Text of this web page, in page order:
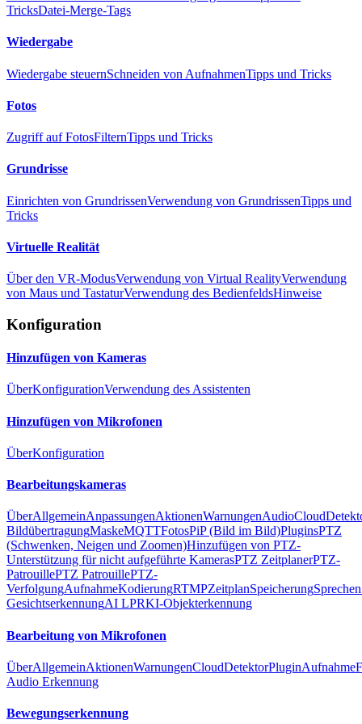
TricksDatei-Merge-Tags
Wiedergabe
Wiedergabe steuernSchneiden von AufnahmenTipps und Tricks
Fotos
Zugriff auf FotosFilternTipps und Tricks
Grundrisse
Einrichten von GrundrissenVerwendung von GrundrissenTipps und
Tricks
Virtuelle Realität
Über den VR-ModusVerwendung von Virtual RealityVerwendung
von Maus und TastaturVerwendung des BedienfeldsHinweise
Konfiguration
Hinzufügen von Kameras
ÜberKonfigurationVerwendung des Assistenten
Hinzufügen von Mikrofonen
ÜberKonfiguration
Bearbeitungskameras
ÜberAllgemeinAnpassungenAktionenWarnungenAudioCloud
BildübertragungMaskeMQTTFotosPiP (Bild im Bild)PluginsPTZ
(Schwenken, Neigen und Zoomen)Hinzufügen von PTZ-
Unterstützung für nicht aufgeführte KamerasPTZ ZeitplanerPTZ-
PatrouillePTZ PatrouillePTZ-
VerfolgungAufnahmeKodierungRTMPZeitplanSpeicherungSprechen
GesichtserkennungAI LPRKI-Objekterkennung
Bearbeitung von Mikrofonen
ÜberAllgemeinAktionenWarnungenCloudDetektorPluginAufnahme
Audio Erkennung
Bewegungserkennung